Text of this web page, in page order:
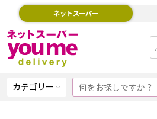
ネットスーパー
カテゴリー